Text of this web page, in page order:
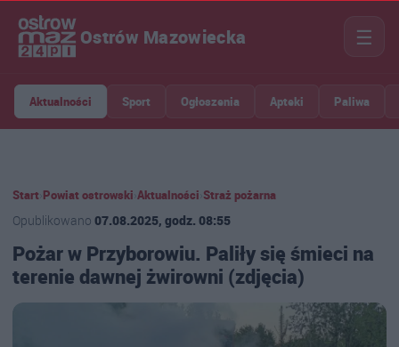
Ostrów Mazowiecka ☰
Aktualności Sport Ogłoszenia Apteki Paliwa
Start Powiat ostrowski Aktualności Straż pożarna
Opublikowano 07.08.2025, godz. 08:55
Pożar w Przyborowiu. Paliły się śmieci na
terenie dawnej żwirowni (zdjęcia)